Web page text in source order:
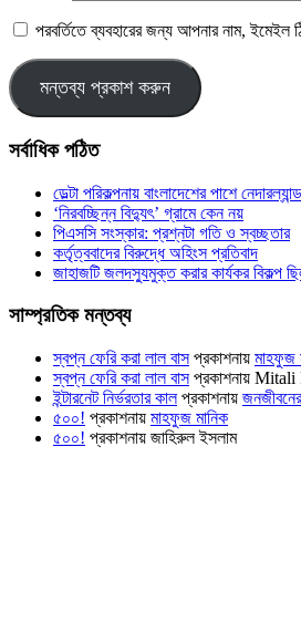
পরবর্তিতে ব্যবহারের জন্য আপনার নাম, ইমেইল
সর্বাধিক পঠিত
ডেল্টা পরিকল্পনায় বাংলাদেশের পাশে
‘নিরবচ্ছিন্ন বিদ্যুৎ’ গ্রামে কেন নয়
পিএসসি সংস্কার: প্রশ্নটা গতি ও স্বচ্ছতার
কর্তৃত্ববাদের বিরুদ্ধে অহিংস প্রতিবাদ
জাহাজটি জলদস্যুমুক্ত করার কার্যকর বিকল্প
সাম্প্রতিক মন্তব্য
স্বপ্ন ফেরি করা লাল বাসপ্রকাশনায় মাহফুজ
স্বপ্ন ফেরি করা লাল বাসপ্রকাশনায় Mitali
ইন্টারনেট নির্ভরতার কালপ্রকাশনায়
৫০০! প্রকাশনায় মাহফুজ মানিক
৫০০! প্রকাশনায় জাহিরুল ইসলাম